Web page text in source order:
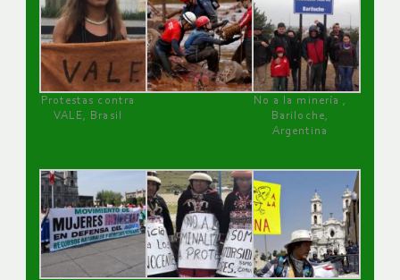
Protestas contra
VALE, Brasil
No a la minería ,
Bariloche,
Argentina